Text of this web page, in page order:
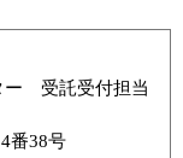
ー 受託受付担当
番38号